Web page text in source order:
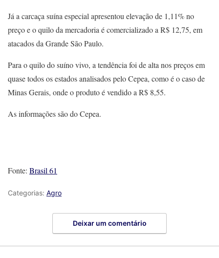
Já a carcaça suína especial apresentou elevação de 1,11% no
preço e o quilo da mercadoria é comercializado a R$ 12,75, em
atacados da Grande São Paulo.
Para o quilo do suíno vivo, a tendência foi de alta nos preços em
quase todos os estados analisados pelo Cepea, como é o caso de
Minas Gerais, onde o produto é vendido a R$ 8,55.
As informações são do Cepea.
Fonte: Brasil 61
Categorias: Agro
Deixar um comentário